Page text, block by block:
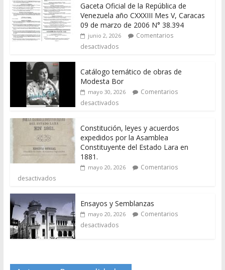
Gaceta Oficial de la República de
Venezuela año CXXXIII Mes V, Caracas
09 de marzo de 2006 N° 38.394
junio 2, 2026
Comentarios
desactivados
Catálogo temático de obras de
Modesta Bor
mayo 30, 2026
Comentarios
desactivados
Constitución, leyes y acuerdos
expedidos por la Asamblea
Constituyente del Estado Lara en
1881.
mayo 20, 2026
Comentarios
desactivados
Ensayos y Semblanzas
mayo 20, 2026
Comentarios
desactivados